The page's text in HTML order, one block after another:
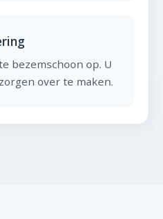
bezemschoon op. U
over te maken.